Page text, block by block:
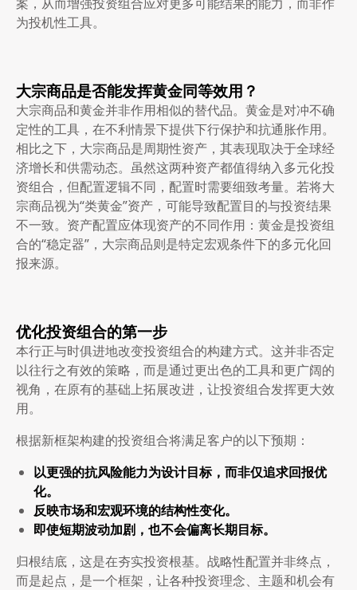
为投机性工具。
大宗商品是否能发挥黄金同等效用？
大宗商品和黄金并非作用相似的替代品。黄金是对冲不确
定性的工具，在不利情景下提供下行保护和抗通胀作用。
相比之下，大宗商品是周期性资产，其表现取决于全球经
济增长和供需动态。虽然这两种资产都值得纳入多元化投
资组合，但配置逻辑不同，配置时需要细致考量。若将大
宗商品视为“类黄金”资产，可能导致配置目的与投资结果
不一致。资产配置应体现资产的不同作用：黄金是投资组
合的“稳定器”，大宗商品则是特定宏观条件下的多元化回
报来源。
优化投资组合的第一步
本行正与时俱进地改变投资组合的构建方式。这并非否定
以往行之有效的策略，而是通过更出色的工具和更广阔的
视角，在原有的基础上拓展改进，让投资组合发挥更大效
用。
根据新框架构建的投资组合将满足客户的以下预期：
以更强的抗风险能力为设计目标，而非仅追求回报优
化。
反映市场和宏观环境的结构性变化。
即使短期波动加剧，也不会偏离长期目标。
归根结底，这是在夯实投资根基。战略性配置并非终点，
而是起点，是一个框架，让各种投资理念、主题和机会有